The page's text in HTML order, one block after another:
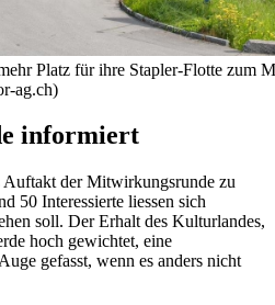
Platz für ihre Stapler-Flotte zum
ag.ch)
informiert
Auftakt der Mitwirkungsrunde zu
50 Interessierte liessen sich
soll. Der Erhalt des Kulturlandes,
hoch gewichtet, eine
gefasst, wenn es anders nicht